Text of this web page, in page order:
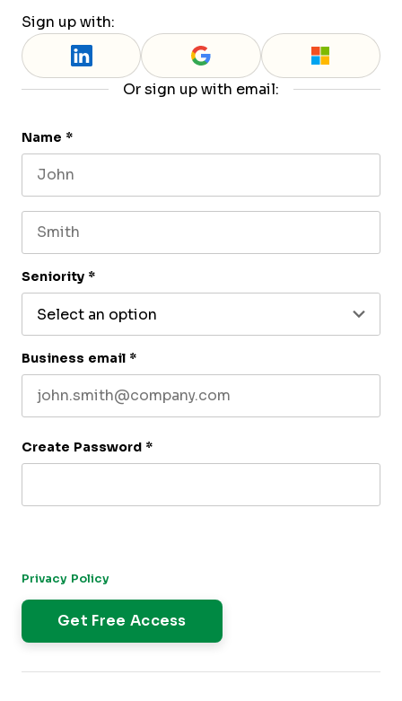
Sign up with:
Or sign up with email:
Name *
Seniority *
Business email *
Create Password *
Privacy Policy